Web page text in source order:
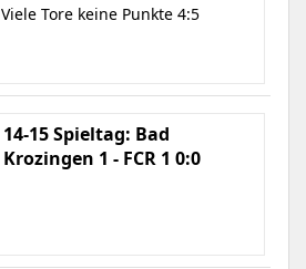
Viele Tore keine Punkte 4:5
14-15 Spieltag: Bad
Krozingen 1 - FCR 1 0:0